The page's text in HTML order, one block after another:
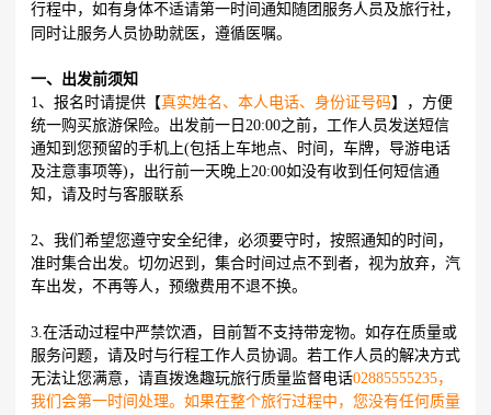
行程中，如有身体不适请第一时间通知随团服务人员及旅行社，
同时让服务人员协助就医，遵循医嘱。
一、出发前须知
1、报名时请提供【真实姓名、本人电话、身份证号码】，方便
统一购买旅游保险。出发前一日20:00之前，工作人员发送短信
通知到您预留的手机上(包括上车地点、时间，车牌，导游电话
及注意事项等)，出行前一天晚上20:00如没有收到任何短信通
知，请及时与客服联系
2、我们希望您遵守安全纪律，必须要守时，按照通知的时间，
准时集合出发。切勿迟到，集合时间过点不到者，视为放弃，汽
车出发，不再等人，预缴费用不退不换。
3.在活动过程中严禁饮酒，目前暂不支持带宠物。如存在质量或
服务问题，请及时与行程工作人员协调。若工作人员的解决方式
无法让您满意，请直拨逸趣玩旅行质量监督电话02885555235，
我们会第一时间处理。如果在整个旅行过程中，您没有任何质量